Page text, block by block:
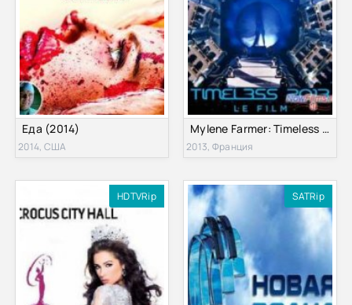
Еда (2014)
2014, США
Mylene Farmer: Timeless 2013 - Le Film (2013)
2013, Франция
HDTVRip SATRip